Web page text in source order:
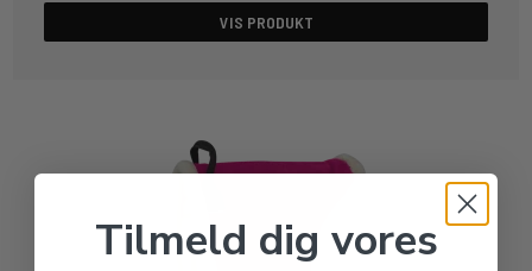
VIS PRODUKT
Tilmeld dig vores